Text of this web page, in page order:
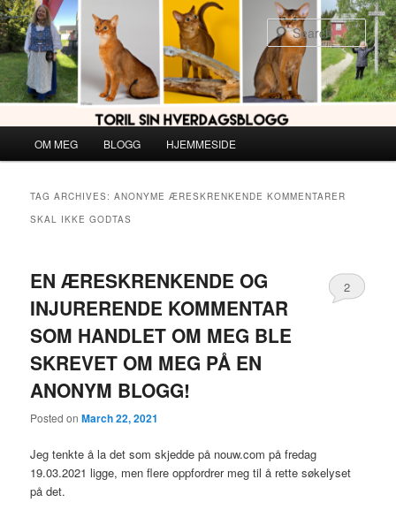
Skip
to
primary
content
Skip
to
secondary
content
OM MEG BLOGG HJEMMESIDE
TAG ARCHIVES:ANONYME ÆRESKRENKENDE KOMMENTARER
SKAL IKKE GODTAS
EN ÆRESKRENKENDE OG
INJURERENDE KOMMENTAR
SOM HANDLET OM MEG BLE
SKREVET OM MEG PÅ EN
ANONYM BLOGG!
Posted onMarch 22, 2021
2
Jeg tenkte å la det som skjedde på nouw.com på fredag
19.03.2021 ligge, men flere oppfordrer meg til å rette søkelyset
på det.